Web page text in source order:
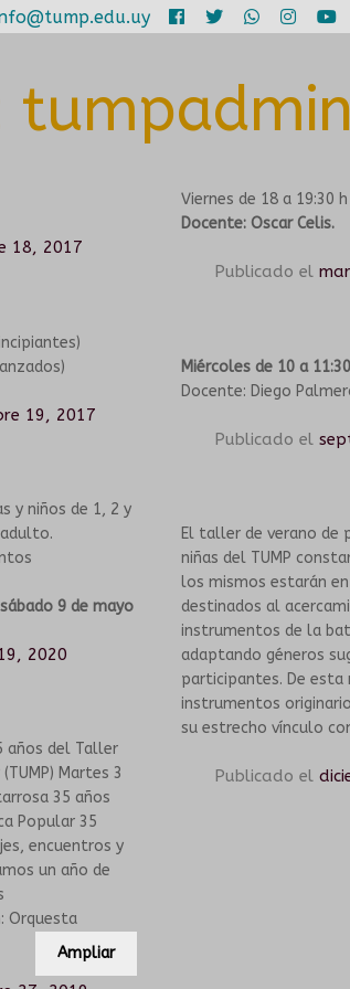
tumpadmin
18, 2017
19, 2017
y niños de 1, 2 y
9 de mayo
2020
años del Taller
Martes 3
35 años
Popular 35
encuentros y
un año de
Orquesta
Ampliar
Viernes de 18 a 19:30 h
Docente: Oscar Celis.
Publicado el
Miércoles de 10 a
Docente: Diego
Publicado el
El taller de verano de
niñas del TUMP
los mismos estarán
destinados al
instrumentos de la
adaptando géneros
participantes. De esta
instrumentos
su estrecho vínculo
Publicado el